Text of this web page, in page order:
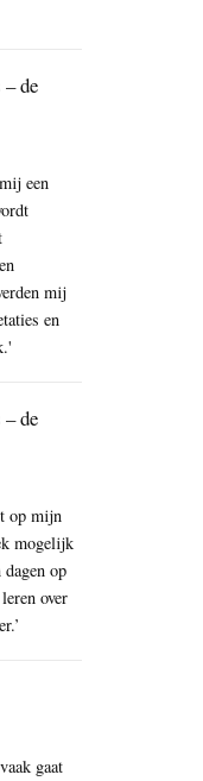
de
een
mij
en
de
op mijn
mogelijk
op
over
gaat